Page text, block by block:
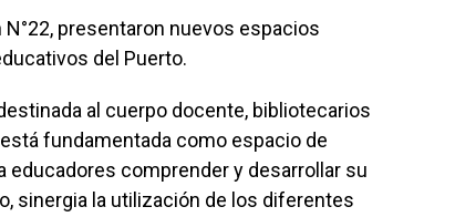
presentaron nuevos espacios
del Puerto.
al cuerpo docente, bibliotecarios
fundamentada como espacio de
comprender y desarrollar su
sinergia la utilización de los diferentes